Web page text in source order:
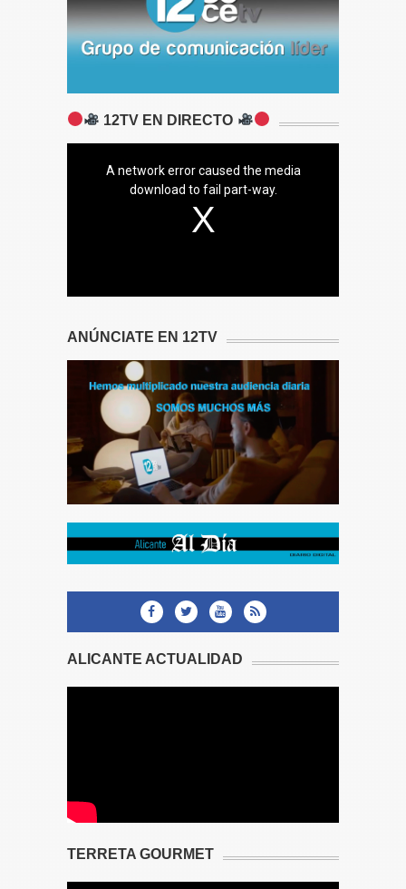
12TV EN DIRECTO
A network error caused the media
download to fail part-way.
ANÚNCIATE EN 12TV
ALICANTE ACTUALIDAD
TERRETA GOURMET